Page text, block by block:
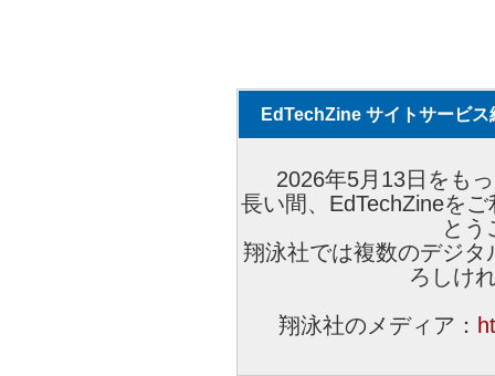
EdTechZine サイトサービス
2026年5月13日をも
長い間、EdTechZineを
とう
翔泳社では複数のデジ
ろしけ
翔泳社のメディア：